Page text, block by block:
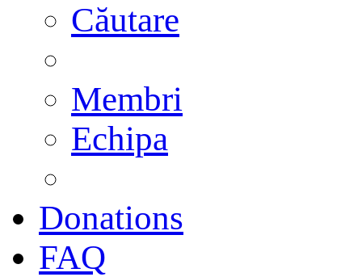
Căutare
Membri
Echipa
Donations
FAQ